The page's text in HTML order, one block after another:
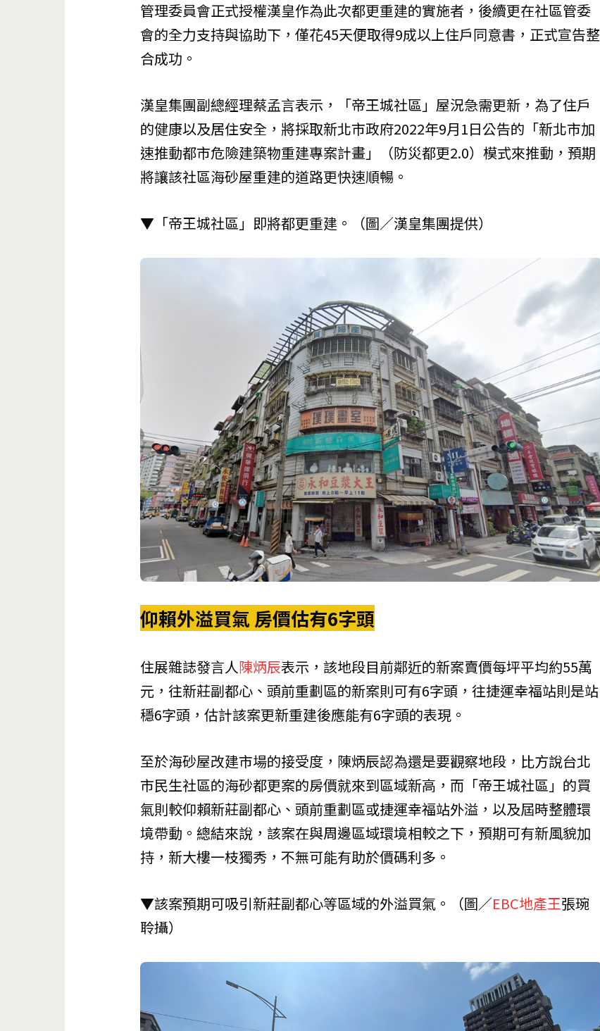
管理委員會正式授權漢皇作為此次都更重建的實施者，後續更在社區管委
會的全力支持與協助下，僅花45天便取得9成以上住戶同意書，正式宣告整
合成功。
漢皇集團副總經理蔡孟言表示，「帝王城社區」屋況急需更新，為了住戶
的健康以及居住安全，將採取新北市政府2022年9月1日公告的「新北市加
速推動都市危險建築物重建專案計畫」（防災都更2.0）模式來推動，預期
將讓該社區海砂屋重建的道路更快速順暢。
▼「帝王城社區」即將都更重建。（圖／漢皇集團提供）
仰賴外溢買氣 房價估有6字頭
住展雜誌發言人陳炳辰表示，該地段目前鄰近的新案賣價每坪平均約55萬
元，往新莊副都心、頭前重劃區的新案則可有6字頭，往捷運幸福站則是站
穩6字頭，估計該案更新重建後應能有6字頭的表現。
至於海砂屋改建市場的接受度，陳炳辰認為還是要觀察地段，比方說台北
市民生社區的海砂都更案的房價就來到區域新高，而「帝王城社區」的買
氣則較仰賴新莊副都心、頭前重劃區或捷運幸福站外溢，以及屆時整體環
境帶動。總結來說，該案在與周邊區域環境相較之下，預期可有新風貌加
持，新大樓一枝獨秀，不無可能有助於價碼利多。
▼該案預期可吸引新莊副都心等區域的外溢買氣。（圖／EBC地產王張琬
聆攝）